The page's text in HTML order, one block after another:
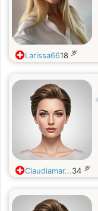
Larissa6618 岁
Claudiamar...34 岁